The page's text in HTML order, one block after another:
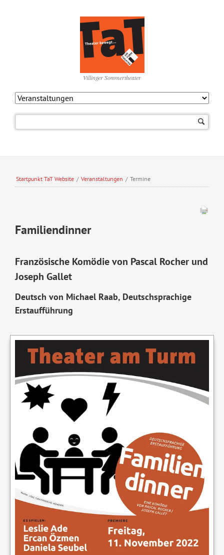
Villinger Sommertheater
Startpunkt TaT Website / Veranstaltungen / Termine
Familiendinner
Französische Komödie von Pascal Rocher und
Joseph Gallet
Deutsch von Michael Raab, Deutschsprachige
Erstaufführung